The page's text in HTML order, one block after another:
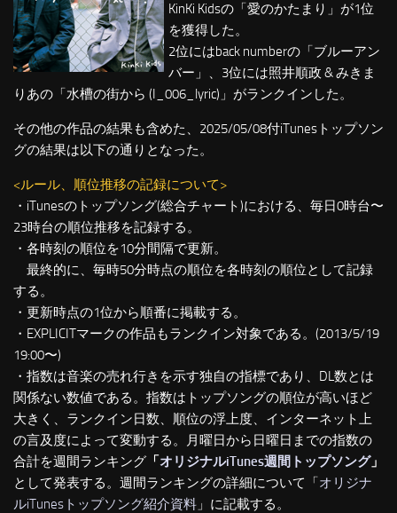
KinKi Kidsの「愛のかたまり」が1位
を獲得した。
2位にはback numberの「ブルーアン
バー」、3位には照井順政 & みきま
りあの「水槽の街から (I_006_lyric)」がランクインした。
その他の作品の結果も含めた、2025/05/08付iTunesトップソン
グの結果は以下の通りとなった。
<ルール、順位推移の記録について>
・iTunesのトップソング(総合チャート)における、毎日0時台〜
23時台の順位推移を記録する。
・各時刻の順位を10分間隔で更新。
最終的に、毎時50分時点の順位を各時刻の順位として記録
する。
・更新時点の1位から順番に掲載する。
・EXPLICITマークの作品もランクイン対象である。(2013/5/19
19:00〜)
・指数は音楽の売れ行きを示す独自の指標であり、DL数とは
関係ない数値である。指数はトップソングの順位が高いほど
大きく、ランクイン日数、順位の浮上度、インターネット上
の言及度によって変動する。月曜日から日曜日までの指数の
合計を週間ランキング 「オリジナルiTunes週間トップソング」
として発表する。週間ランキングの詳細について「オリジナ
ルiTunesトップソング紹介資料 」に記載する。